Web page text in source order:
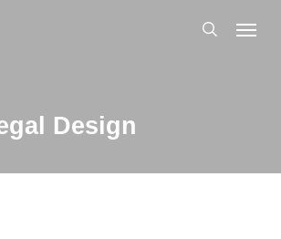
search
Menu
Design